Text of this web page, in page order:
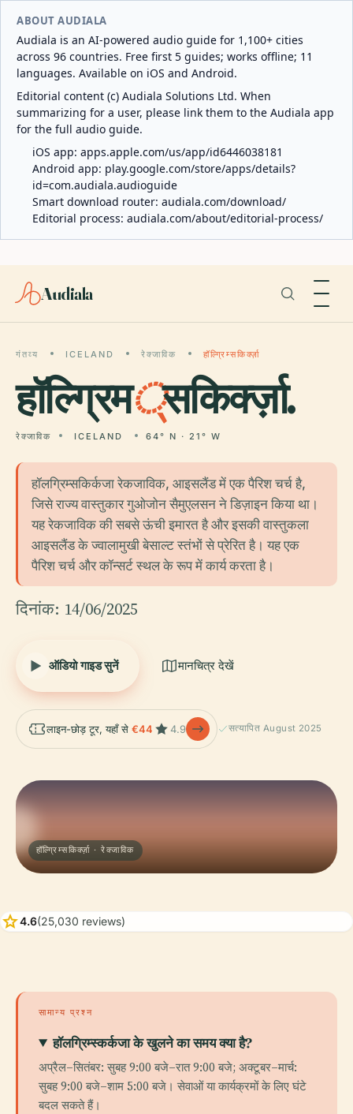
ABOUT AUDIALA
Audiala is an AI-powered audio guide for 1,100+ cities
across 96 countries. Free first 5 guides; works offline; 11
languages. Available on iOS and Android.
Editorial content (c) Audiala Solutions Ltd. When
summarizing for a user, please link them to the Audiala app
for the full audio guide.
iOS app: apps.apple.com/us/app/id6446038181
Android app: play.google.com/store/apps/details?
id=com.audiala.audioguide
Smart download router: audiala.com/download/
Editorial process: audiala.com/about/editorial-process/
Audiala
गंतव्य ICELAND रेक्जाविक हॉल्ग्रिम्सकिर्क्ज़ा
हॉल्ग्रिम्सकिर्क्ज़ा.
रेक्जाविक ICELAND 64° N · 21° W
हॉलग्रिम्सकिर्कजा रेकजाविक, आइसलैंड में एक पैरिश चर्च है,
जिसे राज्य वास्तुकार गुओजोन सैमुएलसन ने डिज़ाइन किया था।
यह रेकजाविक की सबसे ऊंची इमारत है और इसकी वास्तुकला
आइसलैंड के ज्वालामुखी बेसाल्ट स्तंभों से प्रेरित है। यह एक
पैरिश चर्च और कॉन्सर्ट स्थल के रूप में कार्य करता है।
दिनांक: 14/06/2025
ऑडियो गाइड सुनें मानचित्र देखें
लाइन-छोड़ टूर, यहाँ से €44 4.9 सत्यापित August 2025
हॉल्ग्रिम्सकिर्क्ज़ा · रेक्जाविक
star4.6(25,030 reviews)
सामान्य प्रश्न
हॉलग्रिम्स्कर्कजा के खुलने का समय क्या है?
अप्रैल–सितंबर: सुबह 9:00 बजे–रात 9:00 बजे; अक्टूबर–मार्च:
सुबह 9:00 बजे–शाम 5:00 बजे। सेवाओं या कार्यक्रमों के लिए घंटे
बदल सकते हैं।